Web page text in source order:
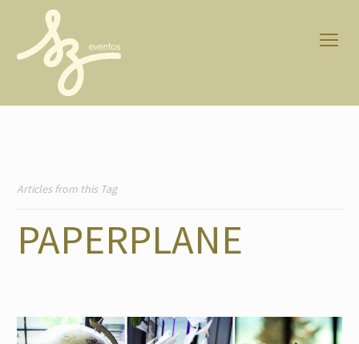
Articles from this Tag
PAPERPLANE